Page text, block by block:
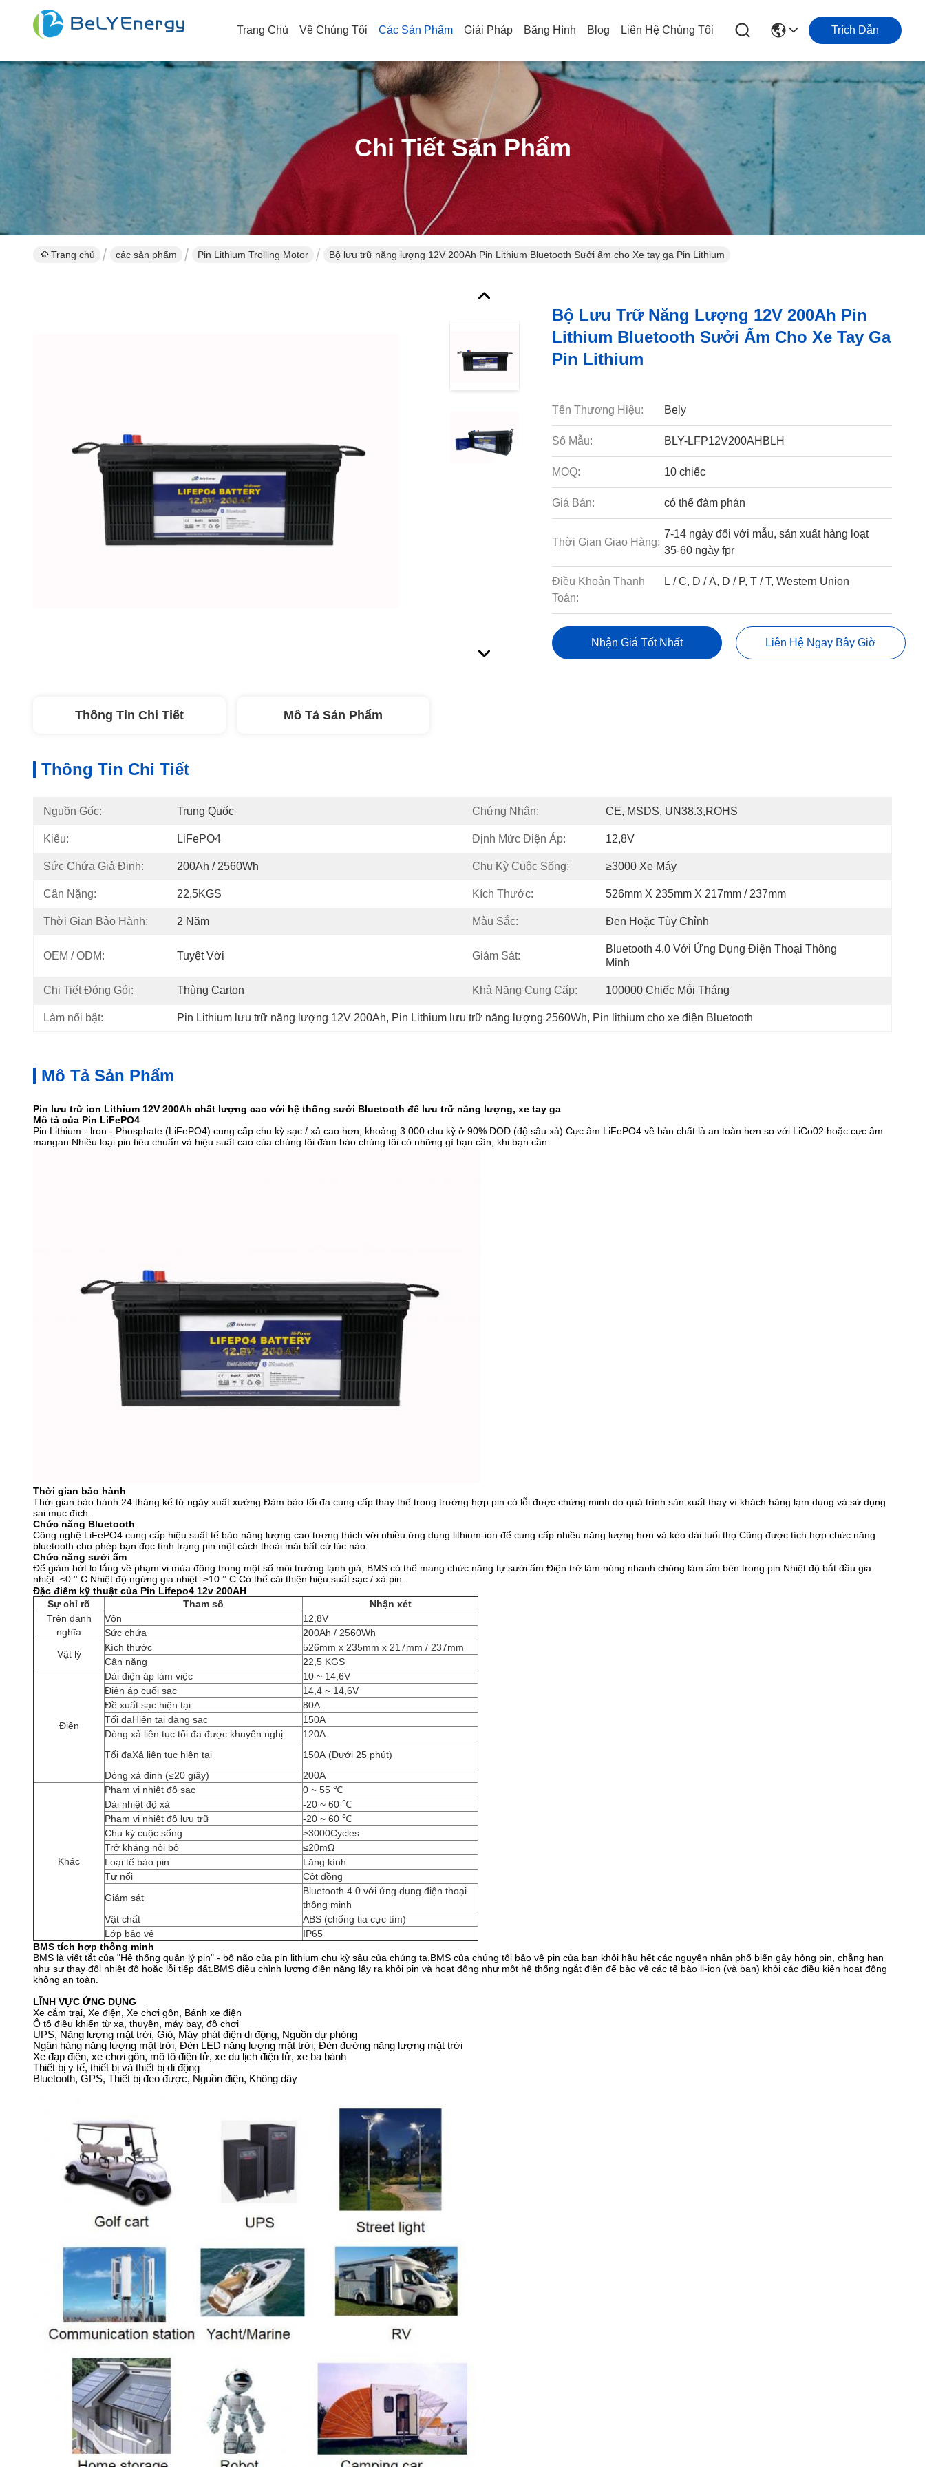
Trang Chủ Về Chúng Tôi Các Sản Phẩm Giải Pháp Băng Hình Blog Liên Hệ Chúng Tôi Trích Dẫn
Chi Tiết Sản Phẩm
Trang chủ các sản phẩm Pin Lithium Trolling Motor Bộ lưu trữ năng lượng 12V 200Ah Pin Lithium Bluetooth Sưởi ấm cho Xe tay ga Pin Lithium
Bộ Lưu Trữ Năng Lượng 12V 200Ah Pin
Lithium Bluetooth Sưởi Ấm Cho Xe Tay Ga
Pin Lithium
Tên Thương Hiệu: Bely
Số Mẫu: BLY-LFP12V200AHBLH
MOQ: 10 chiếc
Giá Bán: có thể đàm phán
Thời Gian Giao Hàng:
7-14 ngày đối với mẫu, sản xuất hàng loạt
35-60 ngày fpr
Điều Khoản Thanh
Toán:
L / C, D / A, D / P, T / T, Western Union
Nhận Giá Tốt Nhất Liên Hệ Ngay Bây Giờ
Thông Tin Chi Tiết Mô Tả Sản Phẩm
Thông Tin Chi Tiết
Nguồn Gốc: Trung Quốc Chứng Nhận: CE, MSDS, UN38.3,ROHS
Kiểu: LiFePO4 Định Mức Điện Áp: 12,8V
Sức Chứa Giả Định: 200Ah / 2560Wh Chu Kỳ Cuộc Sống: ≥3000 Xe Máy
Cân Nặng: 22,5KGS Kích Thước: 526mm X 235mm X 217mm / 237mm
Thời Gian Bảo Hành: 2 Năm Màu Sắc: Đen Hoặc Tùy Chỉnh
OEM / ODM: Tuyệt Vời Giám Sát:
Bluetooth 4.0 Với Ứng Dụng Điện Thoại Thông
Minh
Chi Tiết Đóng Gói: Thùng Carton Khả Năng Cung Cấp: 100000 Chiếc Mỗi Tháng
Làm nổi bật: Pin Lithium lưu trữ năng lượng 12V 200Ah, Pin Lithium lưu trữ năng lượng 2560Wh, Pin lithium cho xe điện Bluetooth
Mô Tả Sản Phẩm
Pin lưu trữ ion Lithium 12V 200Ah chất lượng cao với hệ thống sưởi Bluetooth để lưu trữ năng lượng, xe tay ga
Mô tả của Pin LiFePO4
Pin Lithium - lron - Phosphate (LiFePO4) cung cấp chu kỳ sạc / xả cao hơn, khoảng 3.000 chu kỳ ở 90% DOD (độ sâu xả).Cực âm LiFePO4 về bản chất là an toàn hơn so với LiCo02 hoặc cực âm
mangan.Nhiều loại pin tiêu chuẩn và hiệu suất cao của chúng tôi đảm bảo chúng tôi có những gì bạn cần, khi bạn cần.
Thời gian bảo hành
Thời gian bảo hành 24 tháng kể từ ngày xuất xưởng.Đảm bảo tối đa cung cấp thay thế trong trường hợp pin có lỗi được chứng minh do quá trình sản xuất thay vì khách hàng lạm dụng và sử dụng
sai mục đích.
Chức năng Bluetooth
Công nghệ LiFePO4 cung cấp hiệu suất tế bào năng lượng cao tương thích với nhiều ứng dụng lithium-ion để cung cấp nhiều năng lượng hơn và kéo dài tuổi thọ.Cũng được tích hợp chức năng
bluetooth cho phép bạn đọc tình trạng pin một cách thoải mái bất cứ lúc nào.
Chức năng sưởi ấm
Để giảm bớt lo lắng về phạm vi mùa đông trong một số môi trường lạnh giá, BMS có thể mang chức năng tự sưởi ấm.Điện trở làm nóng nhanh chóng làm ấm bên trong pin.Nhiệt độ bắt đầu gia
nhiệt: ≤0 ° C.Nhiệt độ ngừng gia nhiệt: ≥10 ° C.Có thể cải thiện hiệu suất sạc / xả pin.
Đặc điểm kỹ thuật của Pin Lifepo4 12v 200AH
Sự chỉ rõ
Tham số
Nhận xét
Trên danh
nghĩa
Vôn
12,8V
Sức chứa
200Ah / 2560Wh
Vật lý
Kích thước
526mm x 235mm x 217mm / 237mm
Cân nặng
22,5 KGS
Điện
Dải điện áp làm việc
10 ~ 14,6V
Điện áp cuối sạc
14,4 ~ 14,6V
Đề xuất sạc hiện tại
80A
Tối đaHiện tại đang sạc
150A
Dòng xả liên tục tối đa được khuyến nghị
120A
Tối đaXả liên tục hiện tại
150A (Dưới 25 phút)
Dòng xả đỉnh (≤20 giây)
200A
Khác
Phạm vi nhiệt độ sạc
0 ~ 55 ℃
Dải nhiệt độ xả
-20 ~ 60 ℃
Phạm vi nhiệt độ lưu trữ
-20 ~ 60 ℃
Chu kỳ cuộc sống
≥3000Cycles
Trở kháng nội bộ
≤20mΩ
Loại tế bào pin
Lăng kính
Tư nối
Cột đồng
Giám sát
Bluetooth 4.0 với ứng dụng điện thoại
thông minh
Vật chất
ABS (chống tia cực tím)
Lớp bảo vệ
IP65
BMS tích hợp thông minh
BMS là viết tắt của "Hệ thống quản lý pin" - bộ não của pin lithium chu kỳ sâu của chúng ta.BMS của chúng tôi bảo vệ pin của bạn khỏi hầu hết các nguyên nhân phổ biến gây hỏng pin, chẳng hạn
như sự thay đổi nhiệt độ hoặc lỗi tiếp đất.BMS điều chỉnh lượng điện năng lấy ra khỏi pin và hoạt động như một hệ thống ngắt điện để bảo vệ các tế bào li-ion (và bạn) khỏi các điều kiện hoạt động
không an toàn.
LĨNH VỰC ỨNG DỤNG
Xe cắm trại, Xe điện, Xe chơi gôn, Bánh xe điện
Ô tô điều khiển từ xa, thuyền, máy bay, đồ chơi
UPS, Năng lượng mặt trời, Gió, Máy phát điện di động, Nguồn dự phòng
Ngân hàng năng lượng mặt trời, Đèn LED năng lượng mặt trời, Đèn đường năng lượng mặt trời
Xe đạp điện, xe chơi gôn, mô tô điện tử, xe du lịch điện tử, xe ba bánh
Thiết bị y tế, thiết bị và thiết bị di động
Bluetooth, GPS, Thiết bị đeo được, Nguồn điện, Không dây